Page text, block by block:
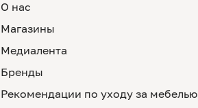
О нас
Магазины
Медиалента
Бренды
Рекомендации по уходу за мебелью